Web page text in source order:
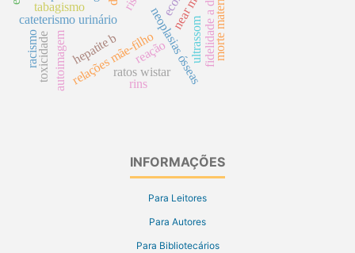
hepatite b neoplasias ósseas
ultrassom
cateterismo urinário
relações mãe-filho
autoimagem morte materna
reação
toxicidade
ratos wistar
rins
racismo
tabagismo
INFORMAÇÕES
Para Leitores
Para Autores
Para Bibliotecários